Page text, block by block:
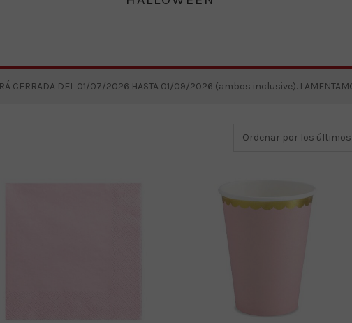
CERRADA DEL 01/07/2026 HASTA 01/09/2026 (ambos inclusive).